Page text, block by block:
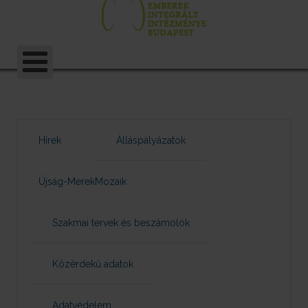
Hírek Álláspályázatok
Újság-MerekMozaik
Szakmai tervek és beszámolók
Közérdekű adatok
Adatvédelem